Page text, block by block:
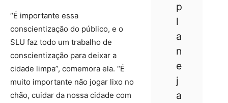
p
l
a
n
e
j
a
“É importante essa
conscientização do público, e o
SLU faz todo um trabalho de
conscientização para deixar a
cidade limpa”, comemora ela. “É
muito importante não jogar lixo no
chão, cuidar da nossa cidade com